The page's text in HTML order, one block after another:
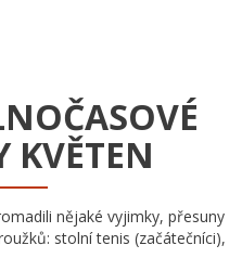
KVĚTEN
nějaké vyjimky, přesuny
stolní tenis (začátečníci),